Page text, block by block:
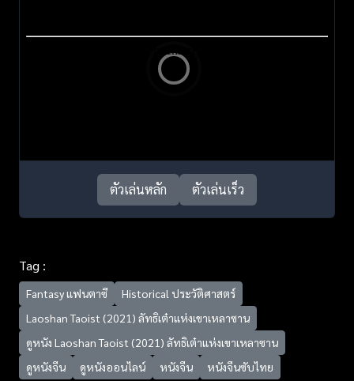
ตัวเล่นหลัก ตัวเล่นเร็ว
Tag :
Fantasy แฟนตาซี
Historical ประวัติศาสตร์
Laoshan Taoist (2021) ลัทธิเต๋าแห่งเขาเหลาซาน
ดูหนัง Laoshan Taoist (2021) ลัทธิเต๋าแห่งเขาเหลาซาน
ดูหนังจีน
ดูหนังออนไลน์ หนังจีน หนังจีนซับไทย